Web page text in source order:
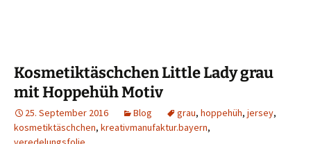
Kosmetiktäschchen Little Lady grau
mit Hoppehüh Motiv
25. September 2016 Blog grau, hoppehüh, jersey,
kosmetiktäschchen, kreativmanufaktur.bayern,